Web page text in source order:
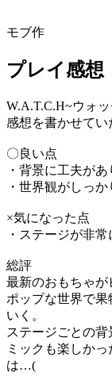
モブ作
プレイ感想
W.A.T.C.H~ウォ
感想を書かせてい
〇良い点
・背景に工夫が
・世界観がしっ
×気になった点
・ステージが非
総評
最新のおもちゃが
ポップな世界で
いく。
ステージごとの
ミックも楽しか
は…(